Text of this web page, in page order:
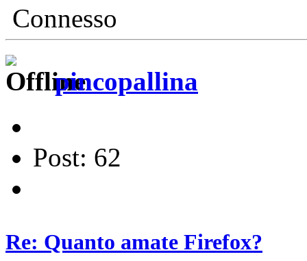
Connesso
pincopallina
Post: 62
Re: Quanto amate Firefox?